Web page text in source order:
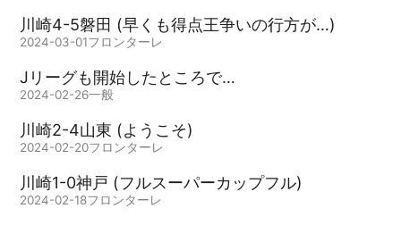
川崎4-5磐田 (早くも得点王争いの行方が…)
2024-03-01フロンターレ
Jリーグも開始したところで…
2024-02-26一般
川崎2-4山東 (ようこそ)
2024-02-20フロンターレ
川崎1-0神戸 (フルスーパーカップフル)
2024-02-18フロンターレ